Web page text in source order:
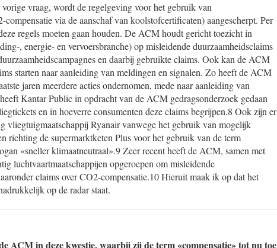
vraag, wordt de regelgeving voor het gebruik van
via de aanschaf van koolstofcertificaten) aangescherpt. Per
regels moeten gaan houden. De ACM houdt gericht toezicht in
, energie- en vervoersbranche) op misleidende duurzaamheidsclaims
en daarbij gebruikte claims. Ook kan de ACM
starten naar aanleiding van meldingen en signalen. Zo heeft de ACM
jaren meerdere acties ondernomen, mede naar aanleiding van
Kantar Public in opdracht van de ACM gedragsonderzoek gedaan
en in hoeverre consumenten deze claims begrijpen.8 Ook zijn er
vliegtuigmaatschappij Ryanair vanwege het gebruik van mogelijk
richting de supermarktketen Plus voor het gebruik van de term
«sneller klimaatneutraal».9 Zeer recent heeft de ACM, samen met
luchtvaartmaatschappijen opgeroepen om misleidende
claims over CO2-compensatie.10 Hieruit maak ik op dat het
op de radar staat.
ACM in deze kwestie, waarbij zij de term «compensatie» tot nu toe